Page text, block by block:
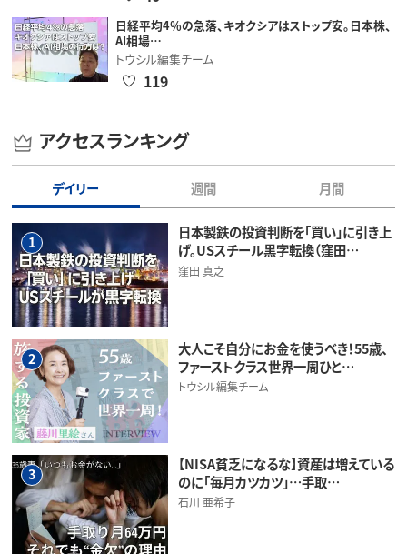
日経平均4％の急落、キオクシアはストップ安。日本株、
AI相場…
トウシル編集チーム
119
アクセスランキング
デイリー 週間 月間
1
日本製鉄の投資判断を「買い」に引き上
げ。USスチール黒字転換（窪田…
窪田 真之
2
大人こそ自分にお金を使うべき！55歳、
ファーストクラス世界一周ひと…
トウシル編集チーム
3
【NISA貧乏になるな】資産は増えている
のに「毎月カツカツ」…手取…
石川 亜希子